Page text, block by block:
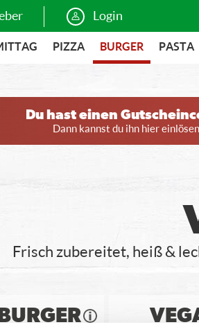
Login
PIZZA BURGER PASTA
Du hast einen
Dann kannst du ihn hier
Frisch zubereitet, heiß &